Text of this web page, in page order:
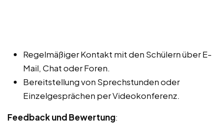
Regelmäßiger Kontakt mit den Schülern über E-
Mail, Chat oder Foren.
Bereitstellung von Sprechstunden oder
Einzelgesprächen per Videokonferenz.
Feedback und Bewertung: